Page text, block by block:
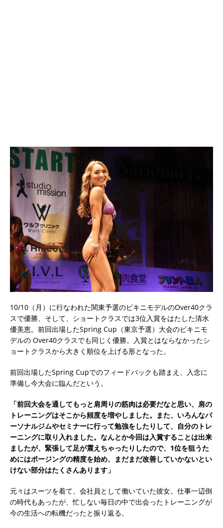
10/10（月）に行なわれた関東予選のビキニモデルのOver40クラ
スで優勝、そして、ショートクラスでは3位入賞をはたした清水
優美恵。前回出場したSpring Cup（東京予選）大会のビキニモ
デルの Over40クラスでも同じく優勝。入賞とはならなかったシ
ョートクラスから大きく順位を上げる形となった。
前回出場したSpring Cupでのフィードバックも踏まえ、入念に
準備し今大会に臨んだという。
「前回大会を通してもっと肩周りの筋肉は必要だなと思い、肩の
トレーニングはそこから頻度を増やしました。また、いろんなパ
ーソナルジムやセミナーに行って勉強をしたりして、自分のトレ
ーニングに取り入れました。なんとか今回は入賞することは出来
ましたが、緊張して足が震えちゃったりしたので、1位を狙うた
めにはポージングの精度を始め、まだまだ改善していかないとい
けない部分はたくさんあります」
元々はスーツを着て、会社員として働いていた彼女。仕事一辺倒
の時代もあったが、忙しない毎日の中で出会ったトレーニングが
今の生活への転機だったと振り返る。